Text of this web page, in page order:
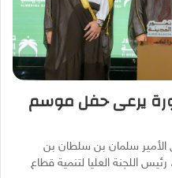
يرعى حفل موسم
الأمير سلمان بن سلطان بن
رئيس اللجنة العليا لتنمية قطاع